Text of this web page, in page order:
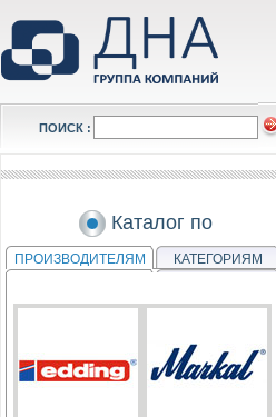
ПОИСК :
Каталог по
ПРОИЗВОДИТЕЛЯМ КАТЕГОРИЯМ